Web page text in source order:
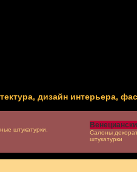
дизайн интерьера,
штукатурки.
Салоны
штукатурки